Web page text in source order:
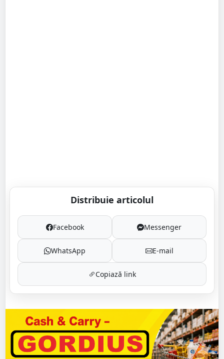
Distribuie articolul
Facebook Messenger
WhatsApp E-mail
Copiază link